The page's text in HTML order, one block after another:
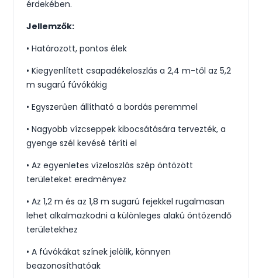
érdekében.
Jellemzők:
• Határozott, pontos élek
• Kiegyenlített csapadékeloszlás a 2,4 m-től az 5,2
m sugarú fúvókákig
• Egyszerűen állítható a bordás peremmel
• Nagyobb vízcseppek kibocsátására tervezték, a
gyenge szél kevésé téríti el
• Az egyenletes vízeloszlás szép öntözött
területeket eredményez
• Az 1,2 m és az 1,8 m sugarú fejekkel rugalmasan
lehet alkalmazkodni a különleges alakú öntözendő
területekhez
• A fúvókákat színek jelölik, könnyen
beazonosíthatóak